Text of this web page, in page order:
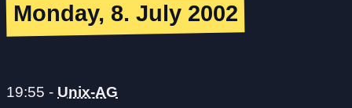
Monday, 8. July 2002
19:55 - Unix-AG